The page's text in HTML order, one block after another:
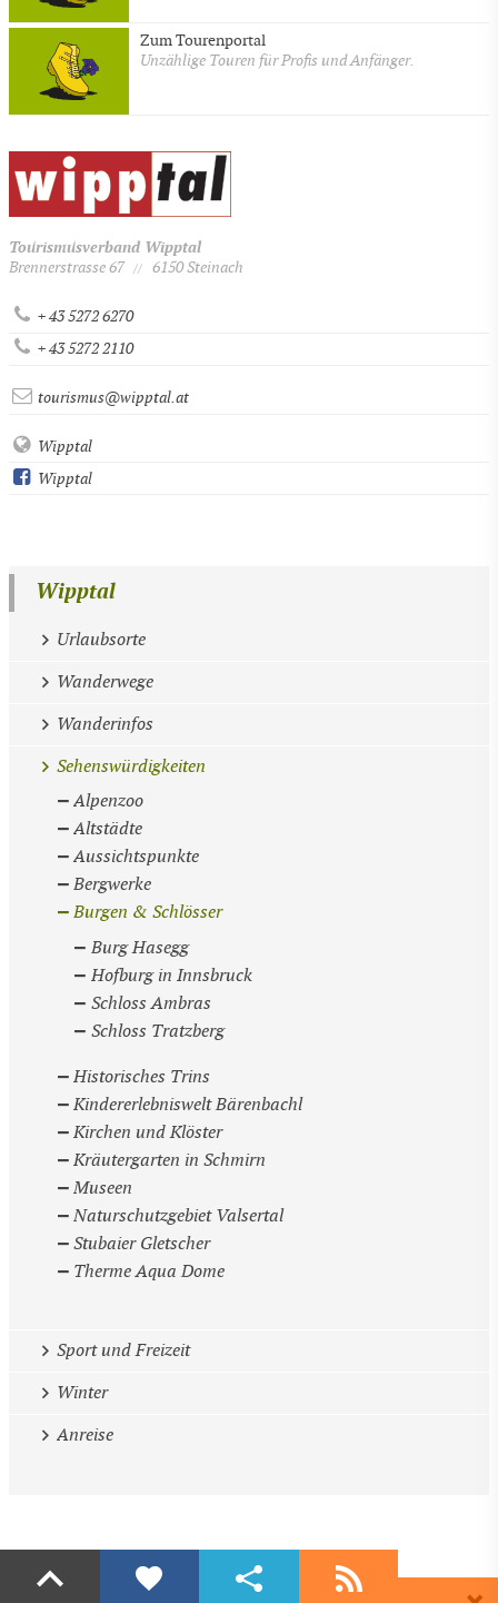
Zum Tourenportal
Unzählige Touren für Profis und Anfänger.
Tourismusverband Wipptal
Brennerstrasse 67 // 6150 Steinach
+ 43 5272 6270
+ 43 5272 2110
tourismus@wipptal.at
Wipptal
Wipptal
Wipptal
Urlaubsorte
Wanderwege
Wanderinfos
Sehenswürdigkeiten
Alpenzoo
Altstädte
Aussichtspunkte
Bergwerke
Burgen & Schlösser
Burg Hasegg
Hofburg in Innsbruck
Schloss Ambras
Schloss Tratzberg
Historisches Trins
Kindererlebniswelt Bärenbachl
Kirchen und Klöster
Kräutergarten in Schmirn
Museen
Naturschutzgebiet Valsertal
Stubaier Gletscher
Therme Aqua Dome
Sport und Freizeit
Winter
Anreise